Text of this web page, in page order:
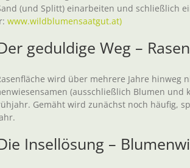
(und Splitt) einarbeiten und schließlich
www.wildblumensaatgut.at)
geduldige Weg –
wird über mehrere Jahre
(ausschließlich Blumen und
Gemäht wird zunächst noch häufig,
Insellösung –